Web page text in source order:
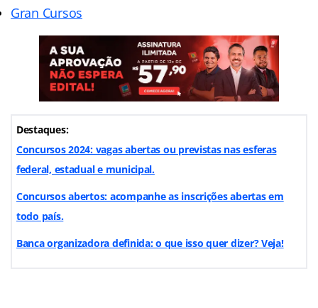
Gran Cursos
Destaques:
Concursos 2024: vagas abertas ou previstas nas esferas
federal, estadual e municipal.
Concursos abertos: acompanhe as inscrições abertas em
todo país.
Banca organizadora definida: o que isso quer dizer? Veja!